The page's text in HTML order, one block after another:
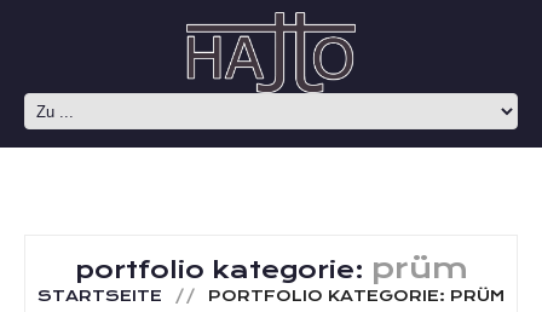
portfolio kategorie: prüm
STARTSEITE PORTFOLIO KATEGORIE: PRÜM